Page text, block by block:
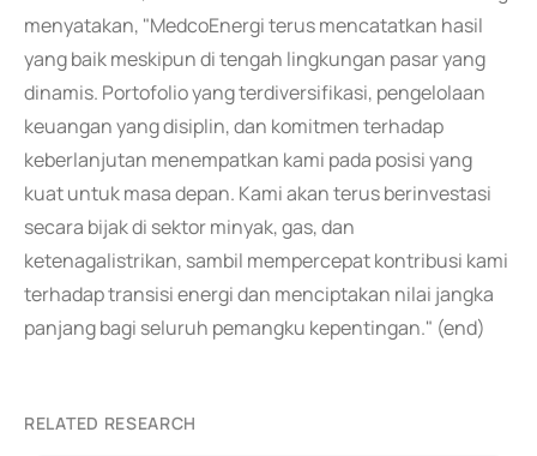
menyatakan, "MedcoEnergi terus mencatatkan hasil
yang baik meskipun di tengah lingkungan pasar yang
dinamis. Portofolio yang terdiversifikasi, pengelolaan
keuangan yang disiplin, dan komitmen terhadap
keberlanjutan menempatkan kami pada posisi yang
kuat untuk masa depan. Kami akan terus berinvestasi
secara bijak di sektor minyak, gas, dan
ketenagalistrikan, sambil mempercepat kontribusi kami
terhadap transisi energi dan menciptakan nilai jangka
panjang bagi seluruh pemangku kepentingan." (end)
RELATED RESEARCH